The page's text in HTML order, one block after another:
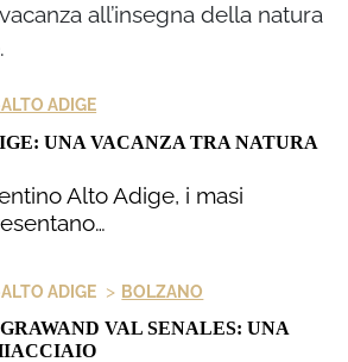
all’insegna della natura
ADIGE
UNA VACANZA TRA NATURA
Alto Adige, i masi
ADIGE > BOLZANO
VAL SENALES: UNA